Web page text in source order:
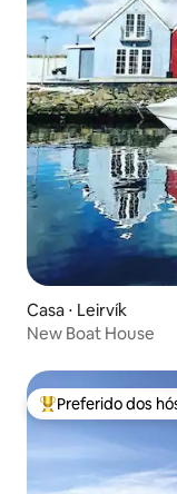
Casa ⋅ Leirvík
New Boat House
Entre os melhores
Preferido dos